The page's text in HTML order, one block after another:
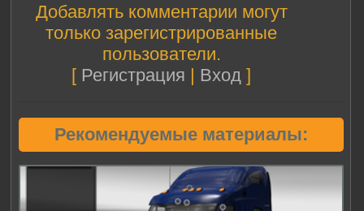
Добавлять комментарии могут
только зарегистрированные
пользователи.
[ Регистрация | Вход ]
Рекомендуемые материалы: